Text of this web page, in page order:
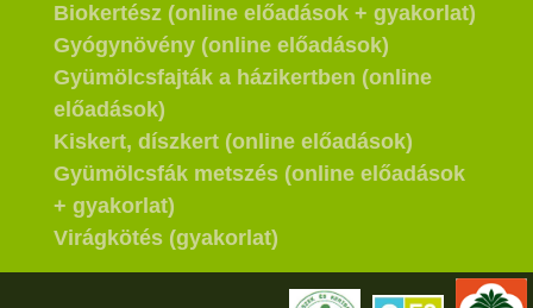
Biokertész (online előadások + gyakorlat)
Gyógynövény (online előadások)
Gyümölcsfajták a házikertben (online
előadások)
Kiskert, díszkert (online előadások)
Gyümölcsfák metszés (online előadások
+ gyakorlat)
Virágkötés (gyakorlat)